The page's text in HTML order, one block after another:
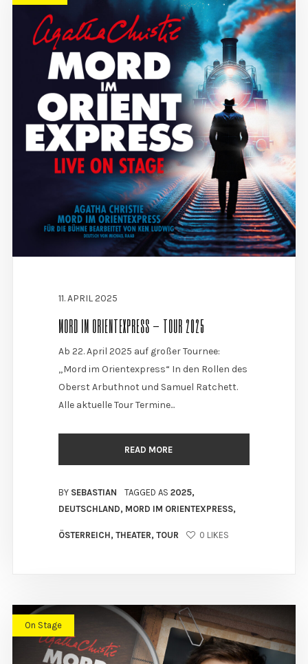
11. APRIL 2025
MORD IM ORIENTEXPRESS – TOUR 2025
Ab 22. April 2025 auf großer Tournee:
„Mord im Orientexpress“ In den Rollen des
Oberst Arbuthnot und Samuel Ratchett.
Alle aktuelle Tour Termine...
READ MORE
BY SEBASTIAN TAGGED AS 2025,
DEUTSCHLAND, MORD IM ORIENTEXPRESS,
ÖSTERREICH, THEATER, TOUR 0 LIKES
On Stage